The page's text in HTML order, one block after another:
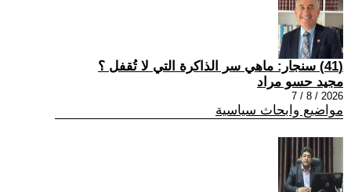
(41) سنجار: ماهي سر الذاكرة التي لا تُقفل ؟
مجيد حسو مراد
2026 / 8 / 7
مواضيع وابحاث سياسية